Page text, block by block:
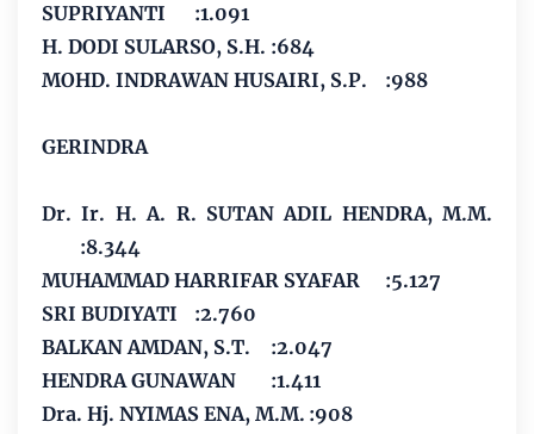
SUPRIYANTI
:1.091
H. DODI SULARSO, S.H. :684
MOHD. INDRAWAN HUSAIRI, S.P.
:988
GERINDRA
Dr. Ir. H. A. R. SUTAN ADIL HENDRA, M.M.
:8.344
MUHAMMAD HARRIFAR SYAFAR
:5.127
SRI BUDIYATI
:2.760
BALKAN AMDAN, S.T.
:2.047
HENDRA GUNAWAN
:1.411
Dra. Hj. NYIMAS ENA, M.M. :908